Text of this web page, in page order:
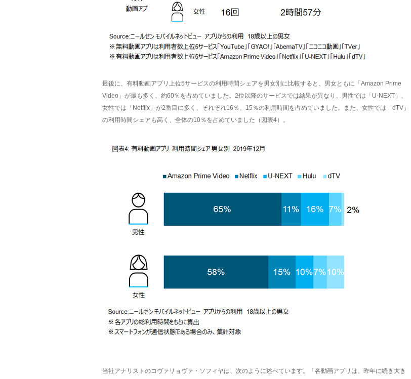
最後に、有料動画アプリ上位5サービスの利用時間シェアを男女別に比較すると、男女ともに「Amazon Prime
Video」が最も多く、約60％を占めていました。2位以降のサービスでは結果が異なり、男性では「U-NEXT」、
女性では「Netflix」が2番目に多く、それぞれ16％、15％の利用時間を占めていました。また、女性では「dTV」
の利用時間シェアも高く、全体の10％を占めていました（図表4）。
当社アナリストのコヴァリョヴァ・ソフィヤは、次のように述べています。「各動画アプリは、昨年に続き大き